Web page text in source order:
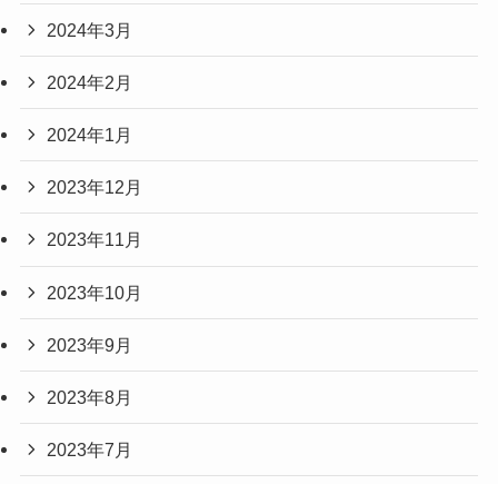
2024年3月
2024年2月
2024年1月
2023年12月
2023年11月
2023年10月
2023年9月
2023年8月
2023年7月